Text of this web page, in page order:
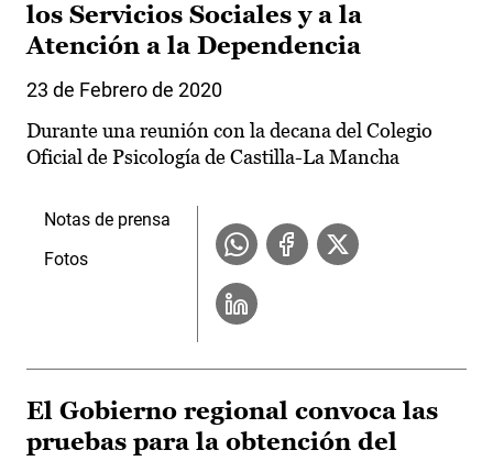
los Servicios Sociales y a la
Atención a la Dependencia
23 de Febrero de 2020
Durante una reunión con la decana del Colegio
Oficial de Psicología de Castilla-La Mancha
Notas de prensa
Fotos
El Gobierno regional convoca las
pruebas para la obtención del